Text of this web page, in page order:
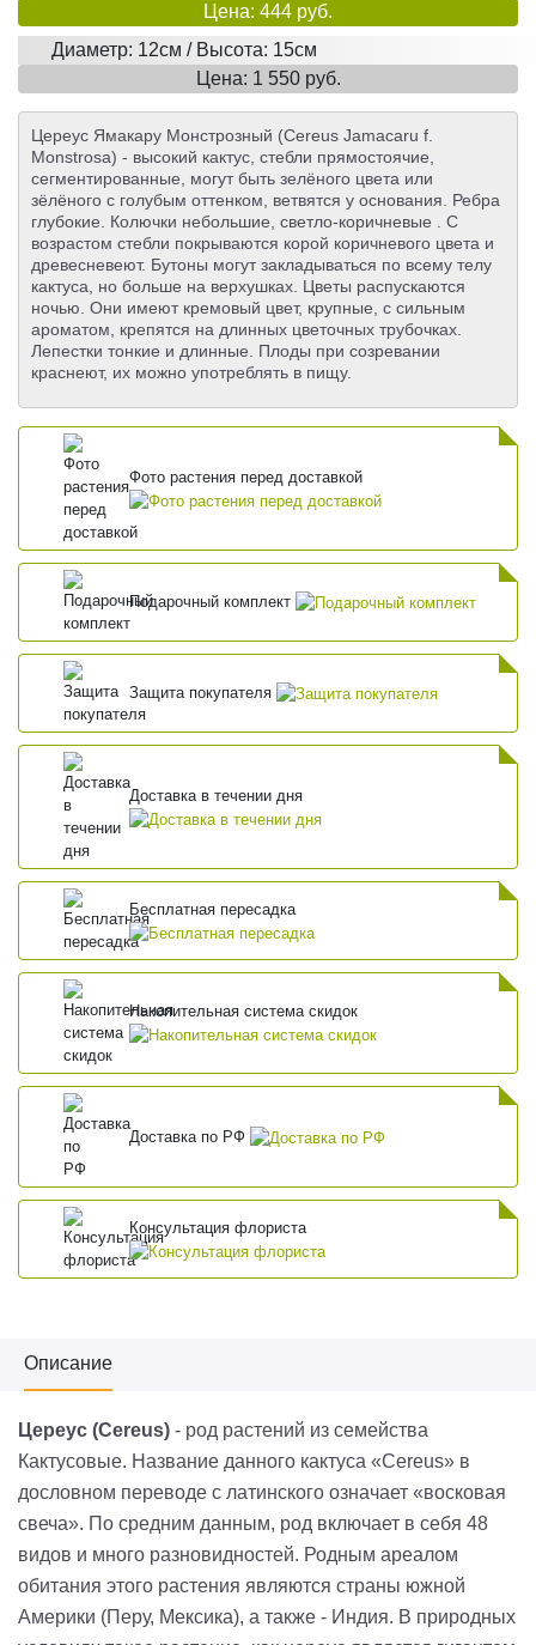
Цена: 444 руб.
Диаметр: 12см / Высота: 15см
Цена: 1 550 руб.
Цереус Ямакару Монстрозный (Cereus Jamacaru f.
Monstrosa) - высокий кактус, стебли прямостоячие,
сегментированные, могут быть зелёного цвета или
зёлёного с голубым оттенком, ветвятся у основания. Ребра
глубокие. Колючки небольшие, светло-коричневые . С
возрастом стебли покрываются корой коричневого цвета и
древесневеют. Бутоны могут закладываться по всему телу
кактуса, но больше на верхушках. Цветы распускаются
ночью. Они имеют кремовый цвет, крупные, с сильным
ароматом, крепятся на длинных цветочных трубочках.
Лепестки тонкие и длинные. Плоды при созревании
краснеют, их можно употреблять в пищу.
Фото растения перед доставкой
Подарочный комплект
Защита покупателя
Доставка в течении дня
Бесплатная пересадка
Накопительная система скидок
Доставка по РФ
Консультация флориста
Описание
Цереус (Cereus) - род растений из семейства
Кактусовые. Название данного кактуса «Cereus» в
дословном переводе с латинского означает «восковая
свеча». По средним данным, род включает в себя 48
видов и много разновидностей. Родным ареалом
обитания этого растения являются страны южной
Америки (Перу, Мексика), а также - Индия. В природных